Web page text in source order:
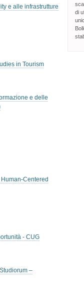
e alle infrastrutture
in Tourism
e delle
Centered
- CUG
–
di